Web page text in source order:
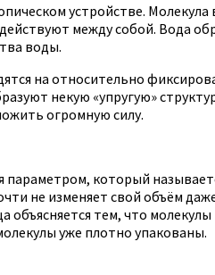
устройстве.
между собой. Вода
воды.
на относительно
некую «упругую»
огромную силу.
который
не изменяет свой объём
объясняется тем, что
уже плотно упакованы.